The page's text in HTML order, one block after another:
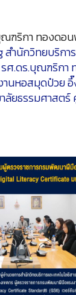
ฑริกา ทองดอ
สำนักวิทยบริกา
รศ.ดร.บุณฑริก
านหอสมุดป๋วย
ลัยธรรมศาสต